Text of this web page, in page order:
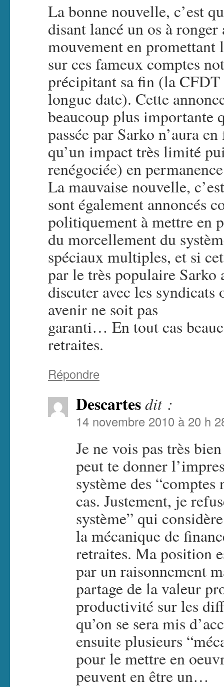
La bonne nouvelle, c’est
disant lancé un os à
mouvement en promettant
sur ces fameux comptes
précipitant sa fin (la
longue date). Cette
beaucoup plus importante
passée par Sarko n’aura
qu’un impact très limité
renégociée) en
La mauvaise nouvelle,
sont également annoncés
politiquement à mettre en
du morcellement du
spéciaux multiples, et si
par le très populaire Sarko
discuter avec les syndicats
avenir ne soit pas
garanti… En tout cas
retraites.
Répondre
Descartesdit :
14 novembre 2010 à 20 h
Je ne vois pas très
peut te donner
système des “comptes
cas. Justement, je
système” qui
la mécanique de
retraites. Ma position
par un raisonnement
partage de la valeur
productivité sur les
qu’on se sera mis
ensuite plusieurs
pour le mettre en
peuvent en être un…